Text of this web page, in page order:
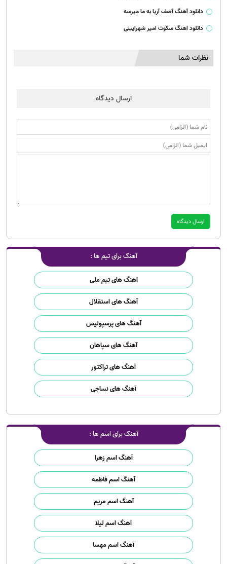
آهنگ برای تیم ها :
اهنگ های تیم ملی
آهنگ های استقلال
آهنگ های پرسپولیس
آهنگ های سپاهان
آهنگ های تراکتور
آهنگ های نساجی
آهنگ برای اسم ها :
آهنگ اسم زهرا
آهنگ اسم فاطمه
آهنگ اسم مریم
آهنگ اسم لیلا
آهنگ اسم مهسا
دانلود آهنگ آصف آریا به ما میرسه
دانلود اهنگ سکوت امیر شهرایینی
نظرات شما
ارسال دیدگاه